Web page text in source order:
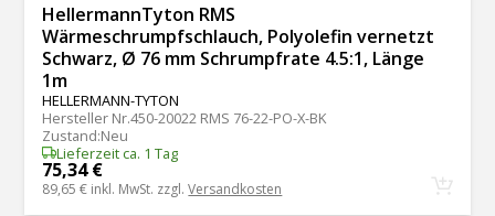
HellermannTyton RMS
Wärmeschrumpfschlauch, Polyolefin vernetzt
Schwarz, Ø 76 mm Schrumpfrate 4.5:1, Länge
1m
HELLERMANN-TYTON
Hersteller Nr.450-20022 RMS 76-22-PO-X-BK
Zustand:Neu
Lieferzeit ca. 1 Tag
75,34 €
89,65 € inkl. MwSt. zzgl.Versandkosten